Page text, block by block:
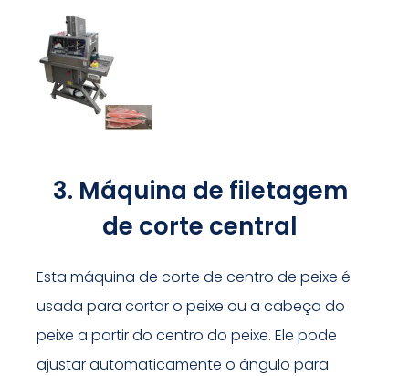
3. Máquina de filetagem
de corte central
Esta máquina de corte de centro de peixe é
usada para cortar o peixe ou a cabeça do
peixe a partir do centro do peixe. Ele pode
ajustar automaticamente o ângulo para